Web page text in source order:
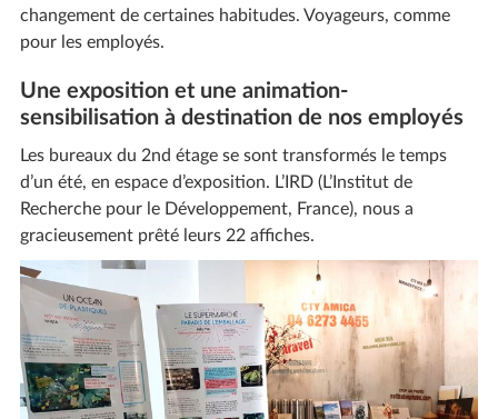
changement de certaines habitudes. Voyageurs, comme
pour les employés.
Une exposition et une animation-
sensibilisation à destination de nos employés
Les bureaux du 2nd étage se sont transformés le temps
d’un été, en espace d’exposition. L’IRD (L’Institut de
Recherche pour le Développement, France), nous a
gracieusement prêté leurs 22 affiches.